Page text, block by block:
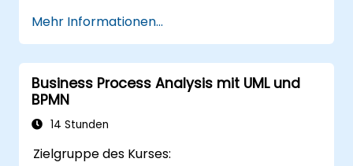
Prozessoptimierung auf Basis der Six Sigma-
Grundsätze und der BPMN 2.0-Modellierung
erlernen möchten.
Mehr Informationen...
Business Process Analysis mit UML und
BPMN
14 Stunden
Zielgruppe des Kurses: